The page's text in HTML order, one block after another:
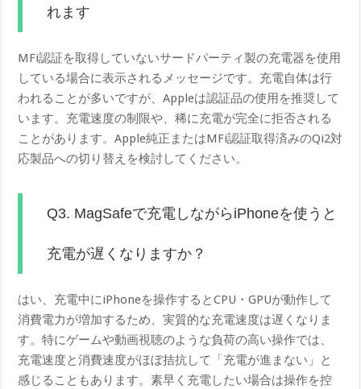
れます
MFi認証を取得していないサードパーティ製の充電器を使用
している場合に表示されるメッセージです。充電自体は行
われることが多いですが、Appleは認証品の使用を推奨して
います。充電速度の制限や、稀に充電が完全に拒否される
ことがあります。Apple純正またはMFi認証取得済みのQi2対
応製品への切り替えを検討してください。
Q3. MagSafeで充電しながらiPhoneを使うと
充電が遅くなりますか？
はい、充電中にiPhoneを操作するとCPU・GPUが動作して
消費電力が増加するため、実質的な充電速度は遅くなりま
す。特にゲームや動画視聴のような負荷の高い操作では、
充電速度と消費速度がほぼ拮抗して「充電が進まない」と
感じることもあります。素早く充電したい場合は操作を控